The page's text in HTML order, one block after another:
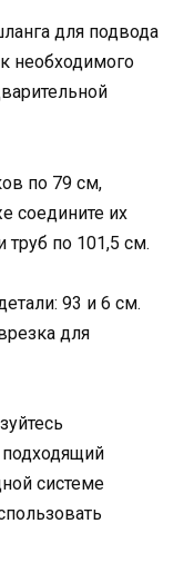
для подвода
необходимого
по 79 см,
соедините их
по 101,5 см.
93 и 6 см.
для
системе